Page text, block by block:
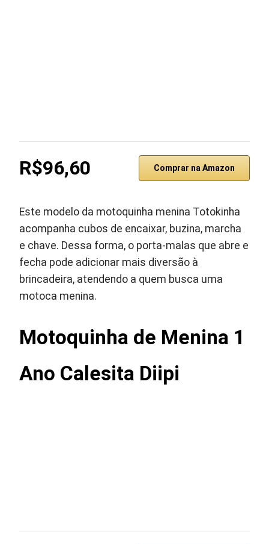
R$96,60 Comprar na Amazon
Este modelo da motoquinha menina Totokinha
acompanha cubos de encaixar, buzina, marcha
e chave. Dessa forma, o porta-malas que abre e
fecha pode adicionar mais diversão à
brincadeira, atendendo a quem busca uma
motoca menina.
Motoquinha de Menina 1
Ano Calesita Diipi